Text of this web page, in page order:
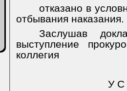
отказано в
отбывания наказания.
Заслушав
выступление
коллегия
У С